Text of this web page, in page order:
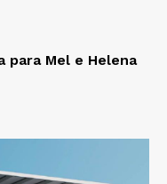
para Mel e Helena